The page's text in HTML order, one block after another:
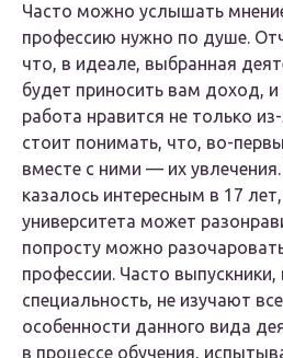
Часто можно услышать
профессию нужно по душе.
что, в идеале, выбранная
будет приносить вам доход, и
работа нравится не только
стоит понимать, что, во-
вместе с ними — их
казалось интересным в 17
университета может
попросту можно
профессии. Часто
специальность, не изучают
особенности данного вида
в процессе обучения,